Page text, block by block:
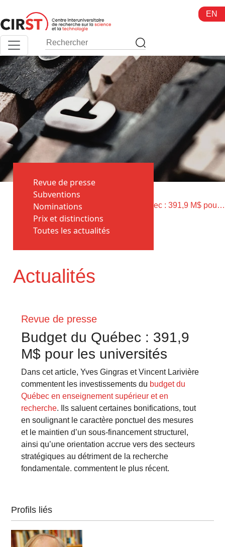
au
contenu
EN
Accueil >
Toutes
les
actualités
Budget du Québec : 391,9 M$ pour les universités
Actualités
Revue de presse
Subventions
Nominations
Prix et distinctions
Toutes les actualités
Revue de presse
Budget du Québec : 391,9
M$ pour les universités
Dans cet article, Yves Gingras et Vincent Larivière
commentent les investissements du budget du
Québec en enseignement supérieur et en
recherche. Ils saluent certaines bonifications, tout
en soulignant le caractère ponctuel des mesures
et le maintien d’un sous-financement structurel,
ainsi qu’une orientation accrue vers des secteurs
stratégiques au détriment de la recherche
fondamentale. commentent le plus récent.
Profils liés